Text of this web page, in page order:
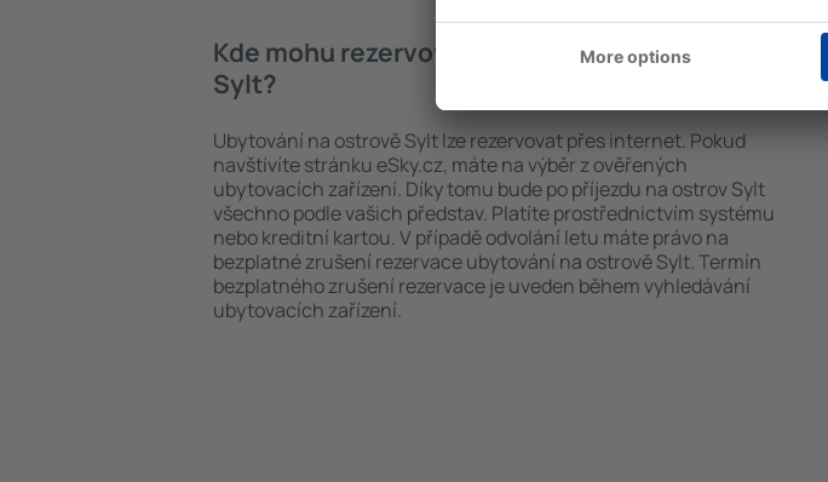
Kde mohu rezervovat ubytování na ostrově
Sylt?
Ubytování na ostrově Sylt lze rezervovat přes internet. Pokud
navštívíte stránku eSky.cz, máte na výběr z ověřených
ubytovacích zařízení. Díky tomu bude po příjezdu na ostrov Sylt
všechno podle vašich představ. Platíte prostřednictvím systému
nebo kreditní kartou. V případě odvolání letu máte právo na
bezplatné zrušení rezervace ubytování na ostrově Sylt. Termín
bezplatného zrušení rezervace je uveden během vyhledávání
ubytovacích zařízení.